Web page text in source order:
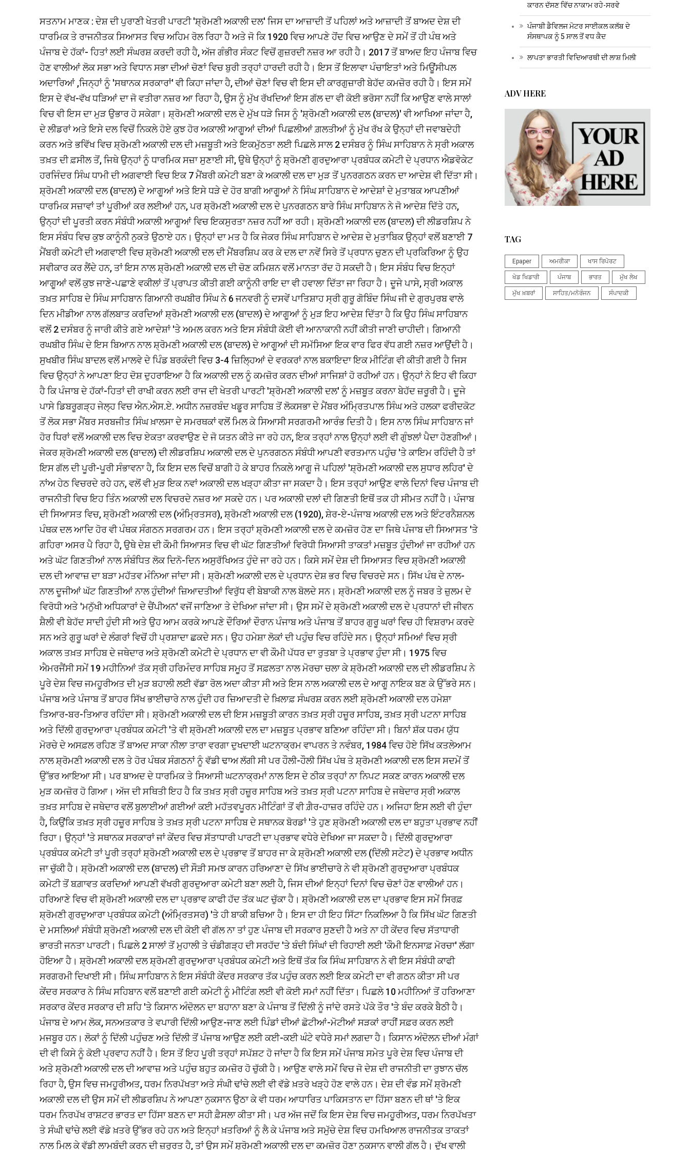
ਸਤਨਾਮ ਮਾਣਕ : ਦੇਸ਼ ਦੀ ਪੁਰਾਣੀ ਖੇਤਰੀ ਪਾਰਟੀ 'ਸ਼੍ਰੋਮਣੀ ਅਕਾਲੀ ਦਲ' ਜਿਸ ਦਾ ਆਜ਼ਾਦੀ ਤੋਂ ਪਹਿਲਾਂ ਅਤੇ ਆਜ਼ਾਦੀ ਤੋਂ ਬਾਅਦ ਦੇਸ਼ ਦੀ
ਧਾਰਮਿਕ ਤੇ ਰਾਜਨੀਤਕ ਸਿਆਸਤ ਵਿਚ ਅਹਿਮ ਰੋਲ ਰਿਹਾ ਹੈ ਅਤੇ ਜੋ ਕਿ 1920 ਵਿਚ ਆਪਣੇ ਹੋਂਦ ਵਿਚ ਆਉਣ ਦੇ ਸਮੇਂ ਤੋਂ ਹੀ ਪੰਥ ਅਤੇ
ਪੰਜਾਬ ਦੇ ਹੱਕਾਂ- ਹਿਤਾਂ ਲਈ ਸੰਘਰਸ਼ ਕਰਦੀ ਰਹੀ ਹੈ, ਅੱਜ ਗੰਭੀਰ ਸੰਕਟ ਵਿਚੋਂ ਗੁਜ਼ਰਦੀ ਨਜ਼ਰ ਆ ਰਹੀ ਹੈ। 2017 ਤੋਂ ਬਾਅਦ ਇਹ ਪੰਜਾਬ ਵਿਚ
ਹੋਣ ਵਾਲੀਆਂ ਲੋਕ ਸਭਾ ਅਤੇ ਵਿਧਾਨ ਸਭਾ ਦੀਆਂ ਚੋਣਾਂ ਵਿਚ ਬੁਰੀ ਤਰ੍ਹਾਂ ਹਾਰਦੀ ਰਹੀ ਹੈ। ਇਸ ਤੋਂ ਇਲਾਵਾ ਪੰਚਾਇਤਾਂ ਅਤੇ ਮਿਊਂਸੀਪਲ
ਅਦਾਰਿਆਂ ,ਜਿਨ੍ਹਾਂ ਨੂੰ 'ਸਥਾਨਕ ਸਰਕਾਰਾਂ' ਵੀ ਕਿਹਾ ਜਾਂਦਾ ਹੈ, ਦੀਆਂ ਚੋਣਾਂ ਵਿਚ ਵੀ ਇਸ ਦੀ ਕਾਰਗੁਜ਼ਾਰੀ ਬੇਹੱਦ ਕਮਜ਼ੋਰ ਰਹੀ ਹੈ। ਇਸ ਸਮੇਂ
ਇਸ ਦੇ ਵੱਖ-ਵੱਖ ਧੜਿਆਂ ਦਾ ਜੋ ਵਤੀਰਾ ਨਜ਼ਰ ਆ ਰਿਹਾ ਹੈ, ਉਸ ਨੂੰ ਮੁੱਖ ਰੱਖਦਿਆਂ ਇਸ ਗੱਲ ਦਾ ਵੀ ਕੋਈ ਭਰੋਸਾ ਨਹੀਂ ਕਿ ਆਉਣ ਵਾਲੇ ਸਾਲਾਂ
ਵਿਚ ਵੀ ਇਸ ਦਾ ਮੁੜ ਉਭਾਰ ਹੋ ਸਕੇਗਾ। ਸ਼੍ਰੋਮਣੀ ਅਕਾਲੀ ਦਲ ਦੇ ਮੁੱਖ ਧੜੇ ਜਿਸ ਨੂੰ 'ਸ਼੍ਰੋਮਣੀ ਅਕਾਲੀ ਦਲ (ਬਾਦਲ)' ਵੀ ਆਖਿਆ ਜਾਂਦਾ ਹੈ,
ਦੇ ਲੀਡਰਾਂ ਅਤੇ ਇਸੇ ਦਲ ਵਿਚੋਂ ਨਿਕਲੇ ਹੋਏ ਕੁਝ ਹੋਰ ਅਕਾਲੀ ਆਗੂਆਂ ਦੀਆਂ ਪਿਛਲੀਆਂ ਗ਼ਲਤੀਆਂ ਨੂੰ ਮੁੱਖ ਰੱਖ ਕੇ ਉਨ੍ਹਾਂ ਦੀ ਜਵਾਬਦੇਹੀ
ਕਰਨ ਅਤੇ ਭਵਿੱਖ ਵਿਚ ਸ਼੍ਰੋਮਣੀ ਅਕਾਲੀ ਦਲ ਦੀ ਮਜ਼ਬੂਤੀ ਅਤੇ ਇਕਮੁੱਠਤਾ ਲਈ ਪਿਛਲੇ ਸਾਲ 2 ਦਸੰਬਰ ਨੂੰ ਸਿੰਘ ਸਾਹਿਬਾਨ ਨੇ ਸ੍ਰੀ ਅਕਾਲ
ਤਖ਼ਤ ਦੀ ਫ਼ਸੀਲ ਤੋਂ, ਜਿਥੇ ਉਨ੍ਹਾਂ ਨੂੰ ਧਾਰਮਿਕ ਸਜ਼ਾ ਸੁਣਾਈ ਸੀ, ਉਥੇ ਉਨ੍ਹਾਂ ਨੂੰ ਸ਼੍ਰੋਮਣੀ ਗੁਰਦੁਆਰਾ ਪ੍ਰਬੰਧਕ ਕਮੇਟੀ ਦੇ ਪ੍ਰਧਾਨ ਐਡਵੋਕੇਟ
ਹਰਜਿੰਦਰ ਸਿੰਘ ਧਾਮੀ ਦੀ ਅਗਵਾਈ ਵਿਚ ਇਕ 7 ਮੈਂਬਰੀ ਕਮੇਟੀ ਬਣਾ ਕੇ ਅਕਾਲੀ ਦਲ ਦਾ ਮੁੜ ਤੋਂ ਪੁਨਰਗਠਨ ਕਰਨ ਦਾ ਆਦੇਸ਼ ਵੀ ਦਿੱਤਾ ਸੀ।
ਸ਼੍ਰੋਮਣੀ ਅਕਾਲੀ ਦਲ (ਬਾਦਲ) ਦੇ ਆਗੂਆਂ ਅਤੇ ਇਸੇ ਧੜੇ ਦੇ ਹੋਰ ਬਾਗੀ ਆਗੂਆਂ ਨੇ ਸਿੰਘ ਸਾਹਿਬਾਨ ਦੇ ਆਦੇਸ਼ਾਂ ਦੇ ਮੁਤਾਬਕ ਆਪਣੀਆਂ
ਧਾਰਮਿਕ ਸਜ਼ਾਵਾਂ ਤਾਂ ਪੂਰੀਆਂ ਕਰ ਲਈਆਂ ਹਨ, ਪਰ ਸ਼੍ਰੋਮਣੀ ਅਕਾਲੀ ਦਲ ਦੇ ਪੁਨਰਗਠਨ ਬਾਰੇ ਸਿੰਘ ਸਾਹਿਬਾਨ ਨੇ ਜੋ ਆਦੇਸ਼ ਦਿੱਤੇ ਹਨ,
ਉਨ੍ਹਾਂ ਦੀ ਪੂਰਤੀ ਕਰਨ ਸੰਬੰਧੀ ਅਕਾਲੀ ਆਗੂਆਂ ਵਿਚ ਇਕਸੁਰਤਾ ਨਜ਼ਰ ਨਹੀਂ ਆ ਰਹੀ। ਸ਼੍ਰੋਮਣੀ ਅਕਾਲੀ ਦਲ (ਬਾਦਲ) ਦੀ ਲੀਡਰਸ਼ਿਪ ਨੇ
ਇਸ ਸੰਬੰਧ ਵਿਚ ਕੁਝ ਕਾਨੂੰਨੀ ਨੁਕਤੇ ਉਠਾਏ ਹਨ। ਉਨ੍ਹਾਂ ਦਾ ਮਤ ਹੈ ਕਿ ਜੇਕਰ ਸਿੰਘ ਸਾਹਿਬਾਨ ਦੇ ਆਦੇਸ਼ ਦੇ ਮੁਤਾਬਿਕ ਉਨ੍ਹਾਂ ਵਲੋਂ ਬਣਾਈ 7
ਮੈਂਬਰੀ ਕਮੇਟੀ ਦੀ ਅਗਵਾਈ ਵਿਚ ਸ਼੍ਰੋਮਣੀ ਅਕਾਲੀ ਦਲ ਦੀ ਮੈਂਬਰਸ਼ਿਪ ਕਰ ਕੇ ਦਲ ਦਾ ਨਵੇਂ ਸਿਰੇ ਤੋਂ ਪ੍ਰਧਾਨ ਚੁਣਨ ਦੀ ਪ੍ਰਕਿਰਿਆ ਨੂੰ ਉਹ
ਸਵੀਕਾਰ ਕਰ ਲੈਂਦੇ ਹਨ, ਤਾਂ ਇਸ ਨਾਲ ਸ਼੍ਰੋਮਣੀ ਅਕਾਲੀ ਦਲ ਦੀ ਚੋਣ ਕਮਿਸ਼ਨ ਵਲੋਂ ਮਾਨਤਾ ਰੱਦ ਹੋ ਸਕਦੀ ਹੈ। ਇਸ ਸੰਬੰਧ ਵਿਚ ਇਨ੍ਹਾਂ
ਆਗੂਆਂ ਵਲੋਂ ਕੁਝ ਜਾਣੇ-ਪਛਾਣੇ ਵਕੀਲਾਂ ਤੋਂ ਪ੍ਰਾਪਤ ਕੀਤੀ ਗਈ ਕਾਨੂੰਨੀ ਰਾਇ ਦਾ ਵੀ ਹਵਾਲਾ ਦਿੱਤਾ ਜਾ ਰਿਹਾ ਹੈ। ਦੂਜੇ ਪਾਸੇ, ਸ੍ਰੀ ਅਕਾਲ
ਤਖ਼ਤ ਸਾਹਿਬ ਦੇ ਸਿੰਘ ਸਾਹਿਬਾਨ ਗਿਆਨੀ ਰਘਬੀਰ ਸਿੰਘ ਨੇ 6 ਜਨਵਰੀ ਨੂੰ ਦਸਵੇਂ ਪਾਤਿਸ਼ਾਹ ਸ੍ਰੀ ਗੁਰੂ ਗੋਬਿੰਦ ਸਿੰਘ ਜੀ ਦੇ ਗੁਰਪੁਰਬ ਵਾਲੇ
ਦਿਨ ਮੀਡੀਆ ਨਾਲ ਗੱਲਬਾਤ ਕਰਦਿਆਂ ਸ਼੍ਰੋਮਣੀ ਅਕਾਲੀ ਦਲ (ਬਾਦਲ) ਦੇ ਆਗੂਆਂ ਨੂੰ ਮੁੜ ਇਹ ਆਦੇਸ਼ ਦਿੱਤਾ ਹੈ ਕਿ ਉਹ ਸਿੰਘ ਸਾਹਿਬਾਨ
ਵਲੋਂ 2 ਦਸੰਬਰ ਨੂੰ ਜਾਰੀ ਕੀਤੇ ਗਏ ਆਦੇਸ਼ਾਂ 'ਤੇ ਅਮਲ ਕਰਨ ਅਤੇ ਇਸ ਸੰਬੰਧੀ ਕੋਈ ਵੀ ਆਨਾਕਾਨੀ ਨਹੀਂ ਕੀਤੀ ਜਾਣੀ ਚਾਹੀਦੀ। ਗਿਆਨੀ
ਰਘਬੀਰ ਸਿੰਘ ਦੇ ਇਸ ਬਿਆਨ ਨਾਲ ਸ਼੍ਰੋਮਣੀ ਅਕਾਲੀ ਦਲ (ਬਾਦਲ) ਦੇ ਆਗੂਆਂ ਦੀ ਸਮੱਸਿਆ ਇਕ ਵਾਰ ਫਿਰ ਵੱਧ ਗਈ ਨਜ਼ਰ ਆਉਂਦੀ ਹੈ।
ਸੁਖਬੀਰ ਸਿੰਘ ਬਾਦਲ ਵਲੋਂ ਮਾਲਵੇ ਦੇ ਪਿੰਡ ਬਰਕੰਦੀ ਵਿਚ 3-4 ਜ਼ਿਲ੍ਹਿਆਂ ਦੇ ਵਰਕਰਾਂ ਨਾਲ ਬਕਾਇਦਾ ਇਕ ਮੀਟਿੰਗ ਵੀ ਕੀਤੀ ਗਈ ਹੈ ਜਿਸ
ਵਿਚ ਉਨ੍ਹਾਂ ਨੇ ਆਪਣਾ ਇਹ ਦੋਸ਼ ਦੁਹਰਾਇਆ ਹੈ ਕਿ ਅਕਾਲੀ ਦਲ ਨੂੰ ਕਮਜ਼ੋਰ ਕਰਨ ਦੀਆਂ ਸਾਜਿਸ਼ਾਂ ਹੋ ਰਹੀਆਂ ਹਨ। ਉਨ੍ਹਾਂ ਨੇ ਇਹ ਵੀ ਕਿਹਾ
ਹੈ ਕਿ ਪੰਜਾਬ ਦੇ ਹੱਕਾਂ-ਹਿਤਾਂ ਦੀ ਰਾਖੀ ਕਰਨ ਲਈ ਰਾਜ ਦੀ ਖੇਤਰੀ ਪਾਰਟੀ 'ਸ਼੍ਰੋਮਣੀ ਅਕਾਲੀ ਦਲ' ਨੂੰ ਮਜ਼ਬੂਤ ਕਰਨਾ ਬੇਹੱਦ ਜ਼ਰੂਰੀ ਹੈ। ਦੂਜੇ
ਪਾਸੇ ਡਿਬਰੂਗੜ੍ਹ ਜੇਲ੍ਹ ਵਿਚ ਐਨ.ਐਸ.ਏ. ਅਧੀਨ ਨਜ਼ਰਬੰਦ ਖਡੂਰ ਸਾਹਿਬ ਤੋਂ ਲੋਕਸਭਾ ਦੇ ਮੈਂਬਰ ਅੰਮ੍ਰਿਤਪਾਲ ਸਿੰਘ ਅਤੇ ਹਲਕਾ ਫਰੀਦਕੋਟ
ਤੋਂ ਲੋਕ ਸਭਾ ਮੈਂਬਰ ਸਰਬਜੀਤ ਸਿੰਘ ਖ਼ਾਲਸਾ ਦੇ ਸਮਰਥਕਾਂ ਵਲੋਂ ਮਿਲ ਕੇ ਸਿਆਸੀ ਸਰਗਰਮੀ ਆਰੰਭ ਦਿਤੀ ਹੈ। ਇਸ ਨਾਲ ਸਿੰਘ ਸਾਹਿਬਾਨ ਜਾਂ
ਹੋਰ ਧਿਰਾਂ ਵਲੋਂ ਅਕਾਲੀ ਦਲ ਵਿਚ ਏਕਤਾ ਕਰਵਾਉਣ ਦੇ ਜੋ ਯਤਨ ਕੀਤੇ ਜਾ ਰਹੇ ਹਨ, ਇਕ ਤਰ੍ਹਾਂ ਨਾਲ ਉਨ੍ਹਾਂ ਲਈ ਵੀ ਗੁੰਝਲਾਂ ਪੈਦਾ ਹੋਣਗੀਆਂ।
ਜੇਕਰ ਸ਼੍ਰੋਮਣੀ ਅਕਾਲੀ ਦਲ (ਬਾਦਲ) ਦੀ ਲੀਡਰਸ਼ਿਪ ਅਕਾਲੀ ਦਲ ਦੇ ਪੁਨਰਗਠਨ ਸੰਬੰਧੀ ਆਪਣੀ ਵਰਤਮਾਨ ਪਹੁੰਚ 'ਤੇ ਕਾਇਮ ਰਹਿੰਦੀ ਹੈ ਤਾਂ
ਇਸ ਗੱਲ ਦੀ ਪੂਰੀ-ਪੂਰੀ ਸੰਭਾਵਨਾ ਹੈ, ਕਿ ਇਸ ਦਲ ਵਿਚੋਂ ਬਾਗੀ ਹੋ ਕੇ ਬਾਹਰ ਨਿਕਲੇ ਆਗੂ ਜੋ ਪਹਿਲਾਂ 'ਸ਼੍ਰੋਮਣੀ ਅਕਾਲੀ ਦਲ ਸੁਧਾਰ ਲਹਿਰ' ਦੇ
ਨਾਂਅ ਹੇਠ ਵਿਚਰਦੇ ਰਹੇ ਹਨ, ਵਲੋਂ ਵੀ ਮੁੜ ਇਕ ਨਵਾਂ ਅਕਾਲੀ ਦਲ ਖੜ੍ਹਾ ਕੀਤਾ ਜਾ ਸਕਦਾ ਹੈ। ਇਸ ਤਰ੍ਹਾਂ ਆਉਣ ਵਾਲੇ ਦਿਨਾਂ ਵਿਚ ਪੰਜਾਬ ਦੀ
ਰਾਜਨੀਤੀ ਵਿਚ ਇਹ ਤਿੰਨ ਅਕਾਲੀ ਦਲ ਵਿਚਰਦੇ ਨਜ਼ਰ ਆ ਸਕਦੇ ਹਨ। ਪਰ ਅਕਾਲੀ ਦਲਾਂ ਦੀ ਗਿਣਤੀ ਇਥੋਂ ਤਕ ਹੀ ਸੀਮਤ ਨਹੀਂ ਹੈ। ਪੰਜਾਬ
ਦੀ ਸਿਆਸਤ ਵਿਚ, ਸ਼੍ਰੋਮਣੀ ਅਕਾਲੀ ਦਲ (ਅੰਮ੍ਰਿਤਸਰ), ਸ਼੍ਰੋਮਣੀ ਅਕਾਲੀ ਦਲ (1920), ਸ਼ੇਰ-ਏ-ਪੰਜਾਬ ਅਕਾਲੀ ਦਲ ਅਤੇ ਇੰਟਰਨੈਸ਼ਨਲ
ਪੰਥਕ ਦਲ ਆਦਿ ਹੋਰ ਵੀ ਪੰਥਕ ਸੰਗਠਨ ਸਰਗਰਮ ਹਨ। ਇਸ ਤਰ੍ਹਾਂ ਸ਼੍ਰੋਮਣੀ ਅਕਾਲੀ ਦਲ ਦੇ ਕਮਜ਼ੋਰ ਹੋਣ ਦਾ ਜਿਥੇ ਪੰਜਾਬ ਦੀ ਸਿਆਸਤ 'ਤੇ
ਗਹਿਰਾ ਅਸਰ ਪੈ ਰਿਹਾ ਹੈ, ਉਥੇ ਦੇਸ਼ ਦੀ ਕੌਮੀ ਸਿਆਸਤ ਵਿਚ ਵੀ ਘੱਟ ਗਿਣਤੀਆਂ ਵਿਰੋਧੀ ਸਿਆਸੀ ਤਾਕਤਾਂ ਮਜ਼ਬੂਤ ਹੁੰਦੀਆਂ ਜਾ ਰਹੀਆਂ ਹਨ
ਅਤੇ ਘੱਟ ਗਿਣਤੀਆਂ ਨਾਲ ਸੰਬੰਧਿਤ ਲੋਕ ਦਿਨੋ-ਦਿਨ ਅਸੁਰੱਖਿਅਤ ਹੁੰਦੇ ਜਾ ਰਹੇ ਹਨ। ਕਿਸੇ ਸਮੇਂ ਦੇਸ਼ ਦੀ ਸਿਆਸਤ ਵਿਚ ਸ਼੍ਰੋਮਣੀ ਅਕਾਲੀ
ਦਲ ਦੀ ਆਵਾਜ਼ ਦਾ ਬੜਾ ਮਹੱਤਵ ਮੰਨਿਆ ਜਾਂਦਾ ਸੀ। ਸ਼੍ਰੋਮਣੀ ਅਕਾਲੀ ਦਲ ਦੇ ਪ੍ਰਧਾਨ ਦੇਸ਼ ਭਰ ਵਿਚ ਵਿਚਰਦੇ ਸਨ। ਸਿੱਖ ਪੰਥ ਦੇ ਨਾਲ-
ਨਾਲ ਦੂਜੀਆਂ ਘੱਟ ਗਿਣਤੀਆਂ ਨਾਲ ਹੁੰਦੀਆਂ ਜ਼ਿਆਦਤੀਆਂ ਵਿਰੁੱਧ ਵੀ ਬੇਬਾਕੀ ਨਾਲ ਬੋਲਦੇ ਸਨ। ਸ਼੍ਰੋਮਣੀ ਅਕਾਲੀ ਦਲ ਨੂੰ ਜਬਰ ਤੇ ਜ਼ੁਲਮ ਦੇ
ਵਿਰੋਧੀ ਅਤੇ 'ਮਨੁੱਖੀ ਅਧਿਕਾਰਾਂ ਦੇ ਚੈਂਪੀਅਨ' ਵਜੋਂ ਜਾਣਿਆ ਤੇ ਦੇਖਿਆ ਜਾਂਦਾ ਸੀ। ਉਸ ਸਮੇਂ ਦੇ ਸ਼੍ਰੋਮਣੀ ਅਕਾਲੀ ਦਲ ਦੇ ਪ੍ਰਧਾਨਾਂ ਦੀ ਜੀਵਨ
ਸ਼ੈਲੀ ਵੀ ਬੇਹੱਦ ਸਾਦੀ ਹੁੰਦੀ ਸੀ ਅਤੇ ਉਹ ਆਮ ਕਰਕੇ ਆਪਣੇ ਦੌਰਿਆਂ ਦੌਰਾਨ ਪੰਜਾਬ ਅਤੇ ਪੰਜਾਬ ਤੋਂ ਬਾਹਰ ਗੁਰੂ ਘਰਾਂ ਵਿਚ ਹੀ ਵਿਸ਼ਰਾਮ ਕਰਦੇ
ਸਨ ਅਤੇ ਗੁਰੂ ਘਰਾਂ ਦੇ ਲੰਗਰਾਂ ਵਿਚੋਂ ਹੀ ਪ੍ਰਸ਼ਾਦਾ ਛਕਦੇ ਸਨ। ਉਹ ਹਮੇਸ਼ਾ ਲੋਕਾਂ ਦੀ ਪਹੁੰਚ ਵਿਚ ਰਹਿੰਦੇ ਸਨ। ਉਨ੍ਹਾਂ ਸਮਿਆਂ ਵਿਚ ਸ੍ਰੀ
ਅਕਾਲ ਤਖ਼ਤ ਸਾਹਿਬ ਦੇ ਜਥੇਦਾਰ ਅਤੇ ਸ਼੍ਰੋਮਣੀ ਕਮੇਟੀ ਦੇ ਪ੍ਰਧਾਨ ਦਾ ਵੀ ਕੌਮੀ ਪੱਧਰ ਦਾ ਰੁਤਬਾ ਤੇ ਪ੍ਰਭਾਵ ਹੁੰਦਾ ਸੀ। 1975 ਵਿਚ
ਐਮਰਜੈਂਸੀ ਸਮੇਂ 19 ਮਹੀਨਿਆਂ ਤੱਕ ਸ੍ਰੀ ਹਰਿਮੰਦਰ ਸਾਹਿਬ ਸਮੂਹ ਤੋਂ ਸਫ਼ਲਤਾ ਨਾਲ ਮੋਰਚਾ ਚਲਾ ਕੇ ਸ਼੍ਰੋਮਣੀ ਅਕਾਲੀ ਦਲ ਦੀ ਲੀਡਰਸ਼ਿਪ ਨੇ
ਪੂਰੇ ਦੇਸ਼ ਵਿਚ ਜਮਹੂਰੀਅਤ ਦੀ ਮੁੜ ਬਹਾਲੀ ਲਈ ਵੱਡਾ ਰੋਲ ਅਦਾ ਕੀਤਾ ਸੀ ਅਤੇ ਇਸ ਨਾਲ ਅਕਾਲੀ ਦਲ ਦੇ ਆਗੂ ਨਾਇਕ ਬਣ ਕੇ ਉੱਭਰੇ ਸਨ।
ਪੰਜਾਬ ਅਤੇ ਪੰਜਾਬ ਤੋਂ ਬਾਹਰ ਸਿੱਖ ਭਾਈਚਾਰੇ ਨਾਲ ਹੁੰਦੀ ਹਰ ਜ਼ਿਆਦਤੀ ਦੇ ਖ਼ਿਲਾਫ਼ ਸੰਘਰਸ਼ ਕਰਨ ਲਈ ਸ਼੍ਰੋਮਣੀ ਅਕਾਲੀ ਦਲ ਹਮੇਸ਼ਾ
ਤਿਆਰ-ਬਰ-ਤਿਆਰ ਰਹਿੰਦਾ ਸੀ। ਸ਼੍ਰੋਮਣੀ ਅਕਾਲੀ ਦਲ ਦੀ ਇਸ ਮਜ਼ਬੂਤੀ ਕਾਰਨ ਤਖ਼ਤ ਸ੍ਰੀ ਹਜ਼ੂਰ ਸਾਹਿਬ, ਤਖ਼ਤ ਸ੍ਰੀ ਪਟਨਾ ਸਾਹਿਬ
ਅਤੇ ਦਿੱਲੀ ਗੁਰਦੁਆਰਾ ਪ੍ਰਬੰਧਕ ਕਮੇਟੀ 'ਤੇ ਵੀ ਸ਼੍ਰੋਮਣੀ ਅਕਾਲੀ ਦਲ ਦਾ ਮਜ਼ਬੂਤ ਪ੍ਰਭਾਵ ਬਣਿਆ ਰਹਿੰਦਾ ਸੀ। ਬਿਨਾਂ ਸ਼ੱਕ ਧਰਮ ਯੁੱਧ
ਮੋਰਚੇ ਦੇ ਅਸਫ਼ਲ ਰਹਿਣ ਤੋਂ ਬਾਅਦ ਸਾਕਾ ਨੀਲਾ ਤਾਰਾ ਵਰਗਾ ਦੁਖਦਾਈ ਘਟਨਾਕ੍ਰਮ ਵਾਪਰਨ ਤੇ ਨਵੰਬਰ, 1984 ਵਿਚ ਹੋਏ ਸਿੱਖ ਕਤਲੇਆਮ
ਨਾਲ ਸ਼੍ਰੋਮਣੀ ਅਕਾਲੀ ਦਲ ਤੇ ਹੋਰ ਪੰਥਕ ਸੰਗਠਨਾਂ ਨੂੰ ਵੱਡੀ ਢਾਅ ਲੱਗੀ ਸੀ ਪਰ ਹੌਲੀ-ਹੌਲੀ ਸਿੱਖ ਪੰਥ ਤੇ ਸ਼੍ਰੋਮਣੀ ਅਕਾਲੀ ਦਲ ਇਸ ਸਦਮੇਂ ਤੋਂ
ਉੱਭਰ ਆਇਆ ਸੀ। ਪਰ ਬਾਅਦ ਦੇ ਧਾਰਮਿਕ ਤੇ ਸਿਆਸੀ ਘਟਨਾਕ੍ਰਮਾਂ ਨਾਲ ਇਸ ਦੇ ਠੀਕ ਤਰ੍ਹਾਂ ਨਾ ਨਿਪਟ ਸਕਣ ਕਾਰਨ ਅਕਾਲੀ ਦਲ
ਮੁੜ ਕਮਜ਼ੋਰ ਹੋ ਗਿਆ। ਅੱਜ ਦੀ ਸਥਿਤੀ ਇਹ ਹੈ ਕਿ ਤਖ਼ਤ ਸ੍ਰੀ ਹਜ਼ੂਰ ਸਾਹਿਬ ਅਤੇ ਤਖ਼ਤ ਸ੍ਰੀ ਪਟਨਾ ਸਾਹਿਬ ਦੇ ਜਥੇਦਾਰ ਸ੍ਰੀ ਅਕਾਲ
ਤਖ਼ਤ ਸਾਹਿਬ ਦੇ ਜਥੇਦਾਰ ਵਲੋਂ ਬੁਲਾਈਆਂ ਗਈਆਂ ਕਈ ਮਹੱਤਵਪੂਰਨ ਮੀਟਿੰਗਾਂ ਤੋਂ ਵੀ ਗ਼ੈਰ-ਹਾਜ਼ਰ ਰਹਿੰਦੇ ਹਨ। ਅਜਿਹਾ ਇਸ ਲਈ ਵੀ ਹੁੰਦਾ
ਹੈ, ਕਿਉਂਕਿ ਤਖ਼ਤ ਸ੍ਰੀ ਹਜ਼ੂਰ ਸਾਹਿਬ ਤੇ ਤਖ਼ਤ ਸ੍ਰੀ ਪਟਨਾ ਸਾਹਿਬ ਦੇ ਸਥਾਨਕ ਬੋਰਡਾਂ 'ਤੇ ਹੁਣ ਸ਼੍ਰੋਮਣੀ ਅਕਾਲੀ ਦਲ ਦਾ ਬਹੁਤਾ ਪ੍ਰਭਾਵ ਨਹੀਂ
ਰਿਹਾ। ਉਨ੍ਹਾਂ 'ਤੇ ਸਥਾਨਕ ਸਰਕਾਰਾਂ ਜਾਂ ਕੇਂਦਰ ਵਿਚ ਸੱਤਾਧਾਰੀ ਪਾਰਟੀ ਦਾ ਪ੍ਰਭਾਵ ਵਧੇਰੇ ਦੇਖਿਆ ਜਾ ਸਕਦਾ ਹੈ। ਦਿੱਲੀ ਗੁਰਦੁਆਰਾ
ਪ੍ਰਬੰਧਕ ਕਮੇਟੀ ਤਾਂ ਪੂਰੀ ਤਰ੍ਹਾਂ ਸ਼੍ਰੋਮਣੀ ਅਕਾਲੀ ਦਲ ਦੇ ਪ੍ਰਭਾਵ ਤੋਂ ਬਾਹਰ ਜਾ ਕੇ ਸ਼੍ਰੋਮਣੀ ਅਕਾਲੀ ਦਲ (ਦਿੱਲੀ ਸਟੇਟ) ਦੇ ਪ੍ਰਭਾਵ ਅਧੀਨ
ਜਾ ਚੁੱਕੀ ਹੈ। ਸ਼੍ਰੋਮਣੀ ਅਕਾਲੀ ਦਲ (ਬਾਦਲ) ਦੀ ਸੌੜੀ ਸਮਝ ਕਾਰਨ ਹਰਿਆਣਾ ਦੇ ਸਿੱਖ ਭਾਈਚਾਰੇ ਨੇ ਵੀ ਸ਼੍ਰੋਮਣੀ ਗੁਰਦੁਆਰਾ ਪ੍ਰਬੰਧਕ
ਕਮੇਟੀ ਤੋਂ ਬਗ਼ਾਵਤ ਕਰਦਿਆਂ ਆਪਣੀ ਵੱਖਰੀ ਗੁਰਦੁਆਰਾ ਕਮੇਟੀ ਬਣਾ ਲਈ ਹੈ, ਜਿਸ ਦੀਆਂ ਇਨ੍ਹਾਂ ਦਿਨਾਂ ਵਿਚ ਚੋਣਾਂ ਹੋਣ ਵਾਲੀਆਂ ਹਨ।
ਹਰਿਆਣੇ ਵਿਚ ਵੀ ਸ਼੍ਰੋਮਣੀ ਅਕਾਲੀ ਦਲ ਦਾ ਪ੍ਰਭਾਵ ਕਾਫੀ ਹੱਦ ਤੱਕ ਘਟ ਚੁੱਕਾ ਹੈ। ਸ਼੍ਰੋਮਣੀ ਅਕਾਲੀ ਦਲ ਦਾ ਪ੍ਰਭਾਵ ਇਸ ਸਮੇਂ ਸਿਰਫ਼
ਸ਼੍ਰੋਮਣੀ ਗੁਰਦੁਆਰਾ ਪ੍ਰਬੰਧਕ ਕਮੇਟੀ (ਅੰਮ੍ਰਿਤਸਰ) 'ਤੇ ਹੀ ਬਾਕੀ ਬਚਿਆ ਹੈ। ਇਸ ਦਾ ਹੀ ਇਹ ਸਿੱਟਾ ਨਿਕਲਿਆ ਹੈ ਕਿ ਸਿੱਖ ਘੱਟ ਗਿਣਤੀ
ਦੇ ਮਸਲਿਆਂ ਸੰਬੰਧੀ ਸ਼੍ਰੋਮਣੀ ਅਕਾਲੀ ਦਲ ਦੀ ਕੋਈ ਵੀ ਗੱਲ ਨਾ ਤਾਂ ਹੁਣ ਪੰਜਾਬ ਦੀ ਸਰਕਾਰ ਸੁਣਦੀ ਹੈ ਅਤੇ ਨਾ ਹੀ ਕੇਂਦਰ ਵਿਚ ਸੱਤਾਧਾਰੀ
ਭਾਰਤੀ ਜਨਤਾ ਪਾਰਟੀ। ਪਿਛਲੇ 2 ਸਾਲਾਂ ਤੋਂ ਮੁਹਾਲੀ ਤੇ ਚੰਡੀਗੜ੍ਹ ਦੀ ਸਰਹੱਦ 'ਤੇ ਬੰਦੀ ਸਿੰਘਾਂ ਦੀ ਰਿਹਾਈ ਲਈ 'ਕੌਮੀ ਇਨਸਾਫ਼ ਮੋਰਚਾ' ਲੱਗਾ
ਹੋਇਆ ਹੈ। ਸ਼੍ਰੋਮਣੀ ਅਕਾਲੀ ਦਲ ਸ਼੍ਰੋਮਣੀ ਗੁਰਦੁਆਰਾ ਪ੍ਰਬੰਧਕ ਕਮੇਟੀ ਅਤੇ ਇਥੋਂ ਤੱਕ ਕਿ ਸਿੰਘ ਸਾਹਿਬਾਨ ਨੇ ਵੀ ਇਸ ਸੰਬੰਧੀ ਕਾਫੀ
ਸਰਗਰਮੀ ਦਿਖਾਈ ਸੀ। ਸਿੰਘ ਸਾਹਿਬਾਨ ਨੇ ਇਸ ਸੰਬੰਧੀ ਕੇਂਦਰ ਸਰਕਾਰ ਤੱਕ ਪਹੁੰਚ ਕਰਨ ਲਈ ਇਕ ਕਮੇਟੀ ਦਾ ਵੀ ਗਠਨ ਕੀਤਾ ਸੀ ਪਰ
ਕੇਂਦਰ ਸਰਕਾਰ ਨੇ ਸਿੰਘ ਸਹਿਬਾਨ ਵਲੋਂ ਬਣਾਈ ਗਈ ਕਮੇਟੀ ਨੂੰ ਮੀਟਿੰਗ ਲਈ ਵੀ ਕੋਈ ਸਮਾਂ ਨਹੀਂ ਦਿੱਤਾ। ਪਿਛਲੇ 10 ਮਹੀਨਿਆਂ ਤੋਂ ਹਰਿਆਣਾ
ਸਰਕਾਰ ਕੇਂਦਰ ਸਰਕਾਰ ਦੀ ਸ਼ਹਿ 'ਤੇ ਕਿਸਾਨ ਅੰਦੋਲਨ ਦਾ ਬਹਾਨਾ ਬਣਾ ਕੇ ਪੰਜਾਬ ਤੋਂ ਦਿੱਲੀ ਨੂੰ ਜਾਂਦੇ ਰਸਤੇ ਪੱਕੇ ਤੌਰ 'ਤੇ ਬੰਦ ਕਰਕੇ ਬੈਠੀ ਹੈ।
ਪੰਜਾਬ ਦੇ ਆਮ ਲੋਕ, ਸਨਅਤਕਾਰ ਤੇ ਵਪਾਰੀ ਦਿੱਲੀ ਆਉਣ-ਜਾਣ ਲਈ ਪਿੰਡਾਂ ਦੀਆਂ ਛੋਟੀਆਂ-ਮੋਟੀਆਂ ਸੜਕਾਂ ਰਾਹੀਂ ਸਫ਼ਰ ਕਰਨ ਲਈ
ਮਜਬੂਰ ਹਨ। ਲੋਕਾਂ ਨੂੰ ਦਿੱਲੀ ਪਹੁੰਚਣ ਅਤੇ ਦਿੱਲੀ ਤੋਂ ਪੰਜਾਬ ਆਉਣ ਲਈ ਕਈ-ਕਈ ਘੰਟੇ ਵਧੇਰੇ ਸਮਾਂ ਲਗਦਾ ਹੈ। ਕਿਸਾਨ ਅੰਦੋਲਨ ਦੀਆਂ ਮੰਗਾਂ
ਦੀ ਵੀ ਕਿਸੇ ਨੂੰ ਕੋਈ ਪ੍ਰਵਾਹ ਨਹੀਂ ਹੈ। ਇਸ ਤੋਂ ਇਹ ਪੂਰੀ ਤਰ੍ਹਾਂ ਸਪੱਸ਼ਟ ਹੋ ਜਾਂਦਾ ਹੈ ਕਿ ਇਸ ਸਮੇਂ ਪੰਜਾਬ ਸਮੇਤ ਪੂਰੇ ਦੇਸ਼ ਵਿਚ ਪੰਜਾਬ ਦੀ
ਅਤੇ ਸ਼੍ਰੋਮਣੀ ਅਕਾਲੀ ਦਲ ਦੀ ਆਵਾਜ਼ ਅਤੇ ਪਹੁੰਚ ਬਹੁਤ ਕਮਜ਼ੋਰ ਹੋ ਚੁੱਕੀ ਹੈ। ਆਉਣ ਵਾਲੇ ਸਮੇਂ ਵਿਚ ਜੋ ਦੇਸ਼ ਦੀ ਰਾਜਨੀਤੀ ਦਾ ਰੁਝਾਨ ਚੱਲ
ਰਿਹਾ ਹੈ, ਉਸ ਵਿਚ ਜਮਹੂਰੀਅਤ, ਧਰਮ ਨਿਰਪੱਖਤਾ ਅਤੇ ਸੰਘੀ ਢਾਂਚੇ ਲਈ ਵੀ ਵੱਡੇ ਖ਼ਤਰੇ ਖੜ੍ਹੇ ਹੋਣ ਵਾਲੇ ਹਨ। ਦੇਸ਼ ਦੀ ਵੰਡ ਸਮੇਂ ਸ਼੍ਰੋਮਣੀ
ਅਕਾਲੀ ਦਲ ਦੀ ਉਸ ਸਮੇਂ ਦੀ ਲੀਡਰਸ਼ਿਪ ਨੇ ਆਪਣਾ ਨੁਕਸਾਨ ਉਠਾ ਕੇ ਵੀ ਧਰਮ ਆਧਾਰਿਤ ਪਾਕਿਸਤਾਨ ਦਾ ਹਿੱਸਾ ਬਣਨ ਦੀ ਥਾਂ 'ਤੇ ਇਕ
ਧਰਮ ਨਿਰਪੱਖ ਰਾਸ਼ਟਰ ਭਾਰਤ ਦਾ ਹਿੱਸਾ ਬਣਨ ਦਾ ਸਹੀ ਫ਼ੈਸਲਾ ਕੀਤਾ ਸੀ। ਪਰ ਅੱਜ ਜਦੋਂ ਕਿ ਇਸ ਦੇਸ਼ ਵਿਚ ਜਮਹੂਰੀਅਤ, ਧਰਮ ਨਿਰਪੱਖਤਾ
ਤੇ ਸੰਘੀ ਢਾਂਚੇ ਲਈ ਵੱਡੇ ਖ਼ਤਰੇ ਉੱਭਰ ਰਹੇ ਹਨ ਅਤੇ ਇਨ੍ਹਾਂ ਖ਼ਤਰਿਆਂ ਨੂੰ ਲੈ ਕੇ ਪੰਜਾਬ ਅਤੇ ਸਮੁੱਚੇ ਦੇਸ਼ ਵਿਚ ਹਮਖਿਆਲ ਰਾਜਨੀਤਕ ਤਾਕਤਾਂ
ਨਾਲ ਮਿਲ ਕੇ ਵੱਡੀ ਲਾਮਬੰਦੀ ਕਰਨ ਦੀ ਜ਼ਰੂਰਤ ਹੈ, ਤਾਂ ਉਸ ਸਮੇਂ ਸ਼੍ਰੋਮਣੀ ਅਕਾਲੀ ਦਲ ਦਾ ਕਮਜ਼ੋਰ ਹੋਣਾ ਨੁਕਸਾਨ ਵਾਲੀ ਗੱਲ ਹੈ। ਦੁੱਖ ਵਾਲੀ
ਕਾਰਨ ਦੱਸਣ ਵਿੱਚ ਨਾਕਾਮ ਰਹੇ-ਸਰਵੇ
ਪੰਜਾਬੀ ਡੈਵਿਲਜ ਮੋਟਰ ਸਾਈਕਲ ਕਲੱਬ ਦੇ
ਸੰਸਥਾਪਕ ਨੂੰ 5 ਸਾਲ ਤੋਂ ਵਧ ਕੈਦ
ਲਾਪਤਾ ਭਾਰਤੀ ਵਿਦਿਆਰਥੀ ਦੀ ਲਾਸ਼ ਮਿਲੀ
ADV HERE
TAG
Epaper ਅਮਰੀਕਾ ਖਾਸ ਰਿਪੋਰਟ
ਖੇਡ ਖਿਡਾਰੀ ਪੰਜਾਬ ਭਾਰਤ ਮੁੱਖ ਲੇਖ
ਮੁੱਖ ਖ਼ਬਰਾਂ ਸਾਹਿਤ/ਮਨੋਰੰਜਨ ਸੰਪਾਦਕੀ